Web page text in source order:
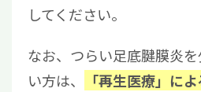
してください。
なお、つらい足底腱膜炎
い方は、
「再生医療」に